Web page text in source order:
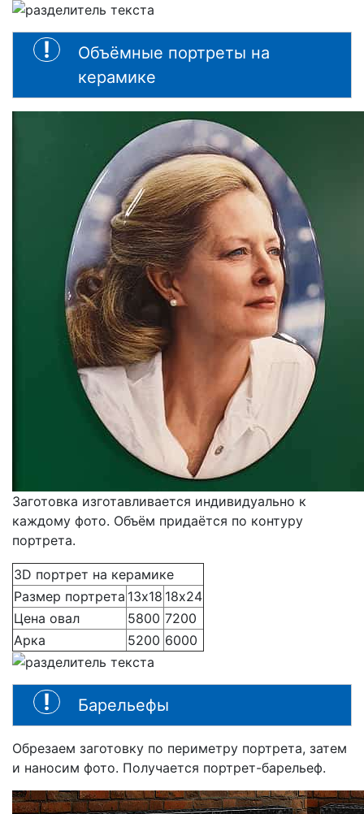
Объёмные портреты на
керамике
Заготовка изготавливается индивидуально к
каждому фото. Объём придаётся по контуру
портрета.
3D портрет на керамике
Размер портрета 13х18 18х24
Цена овал
5800 7200
Арка
5200 6000
Барельефы
Обрезаем заготовку по периметру портрета, затем
и наносим фото. Получается портрет-барельеф.